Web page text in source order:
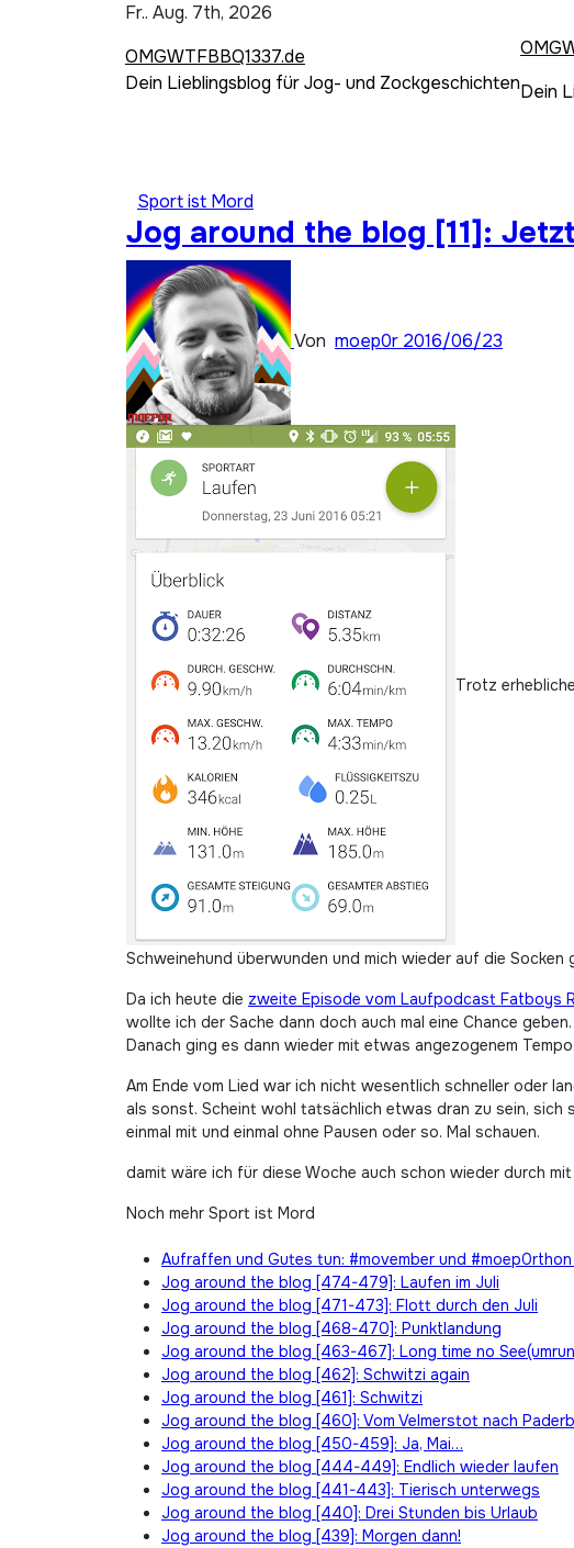
Fr.. Aug. 7th, 2026
OMGWTFBBQ1337.de
Dein Lieblingsblog für Jog- und ZockgeschichtenDein
Sport ist Mord
Jog around the blog [11]:
Von moep0r 2016/06/23
Trotz
Schweinehund überwunden und mich wieder auf die Socken
Da ich heute die zweite Episode vom Laufpodcast Fatboys
wollte ich der Sache dann doch auch mal eine Chance
Danach ging es dann wieder mit etwas angezogenem
Am Ende vom Lied war ich nicht wesentlich schneller oder
als sonst. Scheint wohl tatsächlich etwas dran zu sein, sich
einmal mit und einmal ohne Pausen oder so. Mal schauen.
damit wäre ich für diese Woche auch schon wieder durch
Noch mehr Sport ist Mord
Aufraffen und Gutes tun: #movember und
Jog around the blog [474-479]: Laufen im Juli
Jog around the blog [471-473]: Flott durch den Juli
Jog around the blog [468-470]: Punktlandung
Jog around the blog [463-467]: Long time no
Jog around the blog [462]: Schwitzi again
Jog around the blog [461]: Schwitzi
Jog around the blog [460]: Vom Velmerstot nach
Jog around the blog [450-459]: Ja, Mai…
Jog around the blog [444-449]: Endlich wieder laufen
Jog around the blog [441-443]: Tierisch unterwegs
Jog around the blog [440]: Drei Stunden bis Urlaub
Jog around the blog [439]: Morgen dann!